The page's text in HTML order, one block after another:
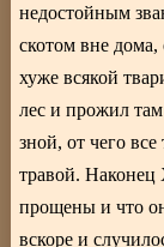
недостойным
скотом вне
хуже всякой
лес и прожил
зной, от чего
травой. Наконец
прощены и что
вскоре и